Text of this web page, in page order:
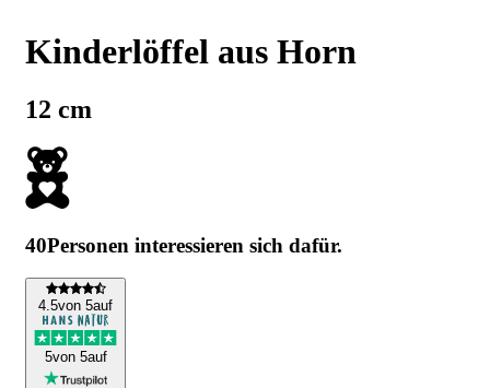
Kinderlöffel aus Horn
12 cm
40Personen interessieren sich dafür.
4.5von 5auf
5von 5auf